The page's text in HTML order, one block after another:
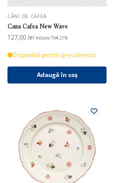
CĂNI DE CAFEA
Cana Cafea New Wave
127,00 lei Inclusiv TVA 21%
Disponibil pentru pre-comenzi
Adaugă în coș